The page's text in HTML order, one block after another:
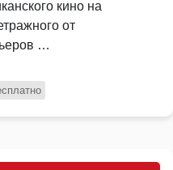
кино на
от
…